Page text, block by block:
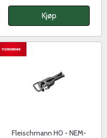
Kjøp
Fleischmann H0 - NEM-